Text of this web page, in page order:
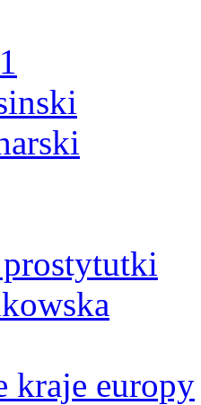
kraje europy